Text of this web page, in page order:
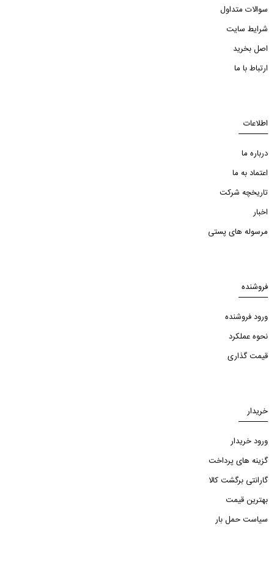
سوالات متداول
شرایط سایت
اصل بخرید
ارتباط با ما
اطلاعات
درباره ما
اعتماد به ما
تاریخچه شرکت
اخبار
مرسوله های پستی
فروشنده
ورود فروشنده
نحوه عملکرد
قیمت گذاری
خریدار
ورود خریدار
گزینه های پرداخت
گارانتی برگشت کالا
بهترین قیمت
سیاست حمل بار